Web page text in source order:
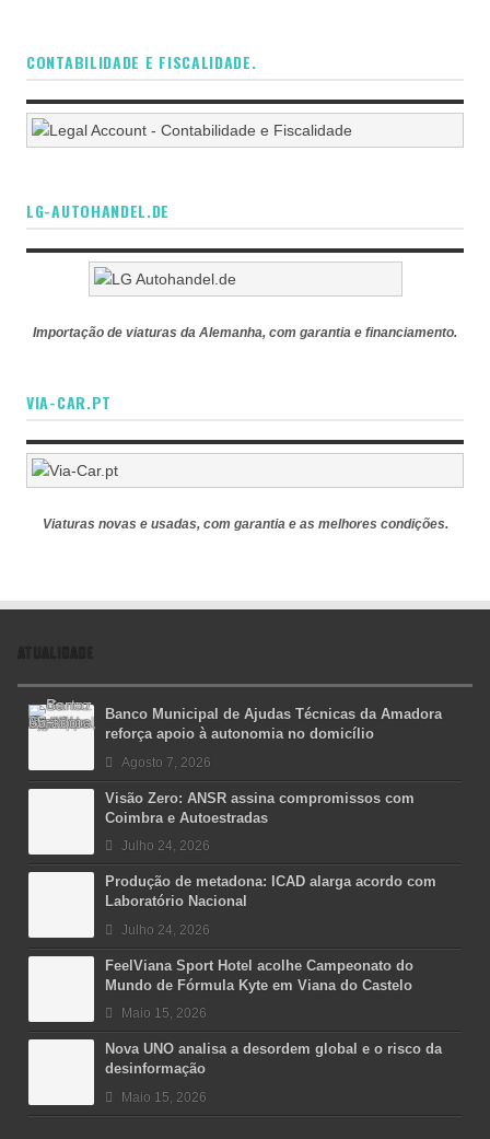
CONTABILIDADE E FISCALIDADE.
LG-AUTOHANDEL.DE
Importação de viaturas da Alemanha, com garantia e financiamento.
VIA-CAR.PT
Viaturas novas e usadas, com garantia e as melhores condições.
ATUALIDADE
Banco Municipal de Ajudas Técnicas da Amadora
reforça apoio à autonomia no domicílio
Agosto 7, 2026
Visão Zero: ANSR assina compromissos com
Coimbra e Autoestradas
Julho 24, 2026
Produção de metadona: ICAD alarga acordo com
Laboratório Nacional
Julho 24, 2026
FeelViana Sport Hotel acolhe Campeonato do
Mundo de Fórmula Kyte em Viana do Castelo
Maio 15, 2026
Nova UNO analisa a desordem global e o risco da
desinformação
Maio 15, 2026